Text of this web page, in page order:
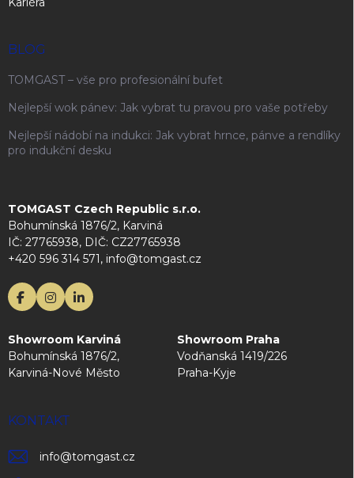
BLOG
TOMGAST – vše pro profesionální bufet
Nejlepší wok pánev: Jak vybrat tu pravou pro vaše potřeby
Nejlepší nádobí na indukci: Jak vybrat hrnce, pánve a rendlíky
pro indukční desku
TOMGAST Czech Republic s.r.o.
Bohumínská 1876/2, Karviná
IČ: 27765938, DIČ: CZ27765938
+420 596 314 571, info@tomgast.cz
Showroom Karviná
Bohumínská 1876/2,
Karviná-Nové Město
Showroom Praha
Vodňanská 1419/226
Praha-Kyje
KONTAKT
info@tomgast.cz